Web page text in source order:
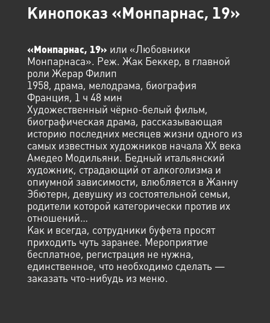
Кинопоказ «Монпарнас, 19»
«Монпарнас, 19» или «Любовники
Монпарнаса». Реж. Жак Беккер, в главной
роли Жерар Филип
1958, драма, мелодрама, биография
Франция, 1 ч 48 мин
Художественный чёрно-белый фильм,
биографическая драма, рассказывающая
историю последних месяцев жизни одного из
самых известных художников начала XX века
Амедео Модильяни. Бедный итальянский
художник, страдающий от алкоголизма и
опиумной зависимости, влюбляется в Жанну
Эбютерн, девушку из состоятельной семьи,
родители которой категорически против их
отношений…
Как и всегда, сотрудники буфета просят
приходить чуть заранее. Мероприятие
бесплатное, регистрация не нужна,
единственное, что необходимо сделать —
заказать что-нибудь из меню.